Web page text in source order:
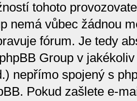
tohoto
nemá vůbec žádnou
fórum. Je tedy
Group v
nepřímo spojený s
Pokud zašlete e-